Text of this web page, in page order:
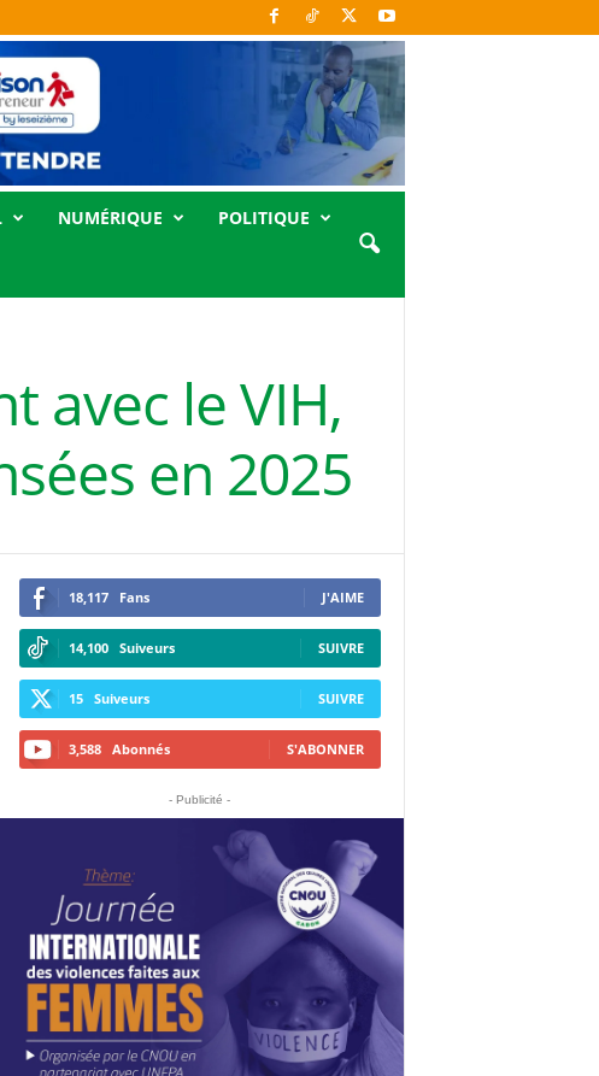
NUMÉRIQUE POLITIQUE
avec le VIH,
en 2025
18,117 Fans J'AIME
14,100 Suiveurs SUIVRE
15 Suiveurs SUIVRE
3,588 Abonnés S'ABONNER
- Publicité -